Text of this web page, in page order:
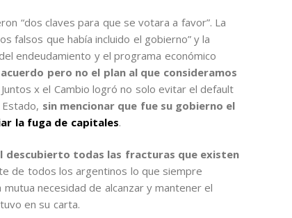
“dos claves para que se votara a favor”. La
falsos que había incluido el gobierno” y la
endeudamiento y el programa económico
pero no el plan al que consideramos
x el Cambio logró no solo evitar el default
sin mencionar que fue su gobierno el
la fuga de capitales.
descubierto todas las fracturas que existen
de todos los argentinos lo que siempre
necesidad de alcanzar y mantener el
en su carta.